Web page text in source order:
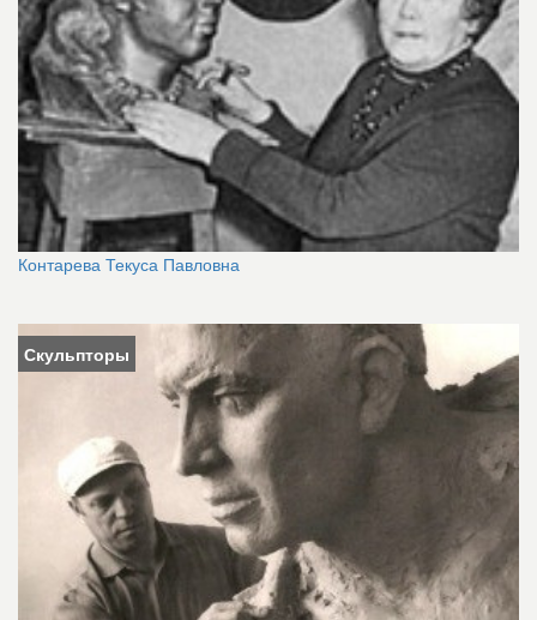
Контарева Текуса Павловна
Скульпторы